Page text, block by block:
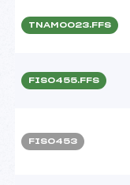
TNAM0023.FFS
FIS0455.FFS
FIS0453